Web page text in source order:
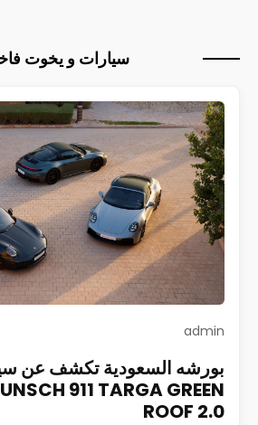
سيارات و يخوت
admin
بورشه السعودية تكشف عن
911 TARGA GREEN
ROOF 2.0